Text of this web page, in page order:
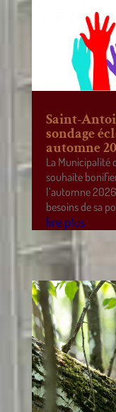
Saint-
sondage
automne
La Municipalité
souhaite
l’automne
besoins de sa
lire plus